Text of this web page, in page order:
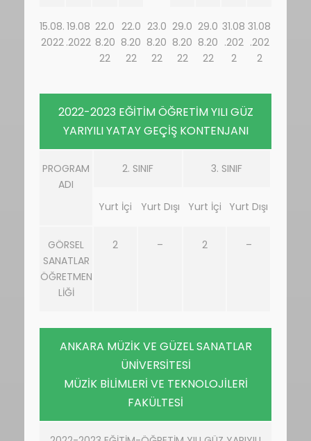
15.08.
2022
19.08
.2022
22.0
8.20
22
22.0
8.20
22
23.0
8.20
22
29.0
8.20
22
29.0
8.20
22
31.08
.202
2
31.08
.202
2
2022-2023 EĞİTİM ÖĞRETİM YILI GÜZ
YARIYILI YATAY GEÇİŞ KONTENJANI
PROGRAM
ADI
2. SINIF 3. SINIF
Yurt İçi Yurt Dışı Yurt İçi Yurt Dışı
GÖRSEL
SANATLAR
ÖĞRETMEN
LİĞİ
2 – 2 –
ANKARA MÜZİK VE GÜZEL SANATLAR
ÜNİVERSİTESİ
MÜZİK BİLİMLERİ VE TEKNOLOJİLERİ
FAKÜLTESİ